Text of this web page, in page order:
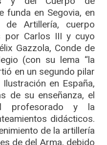
funda en Segovia, en
Artillería, cuerpo
por Carlos III y cuyo
Gazzola, Conde de
(con su lema “la
en un segundo pilar
en España,
de su enseñanza, el
profesorado y la
didácticos.
de la artillería
de del Arma, debido